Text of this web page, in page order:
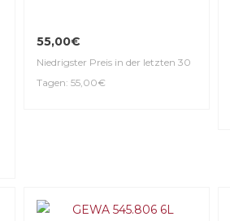
55,00€
Niedrigster Preis in der letzten 30
Tagen: 55,00€